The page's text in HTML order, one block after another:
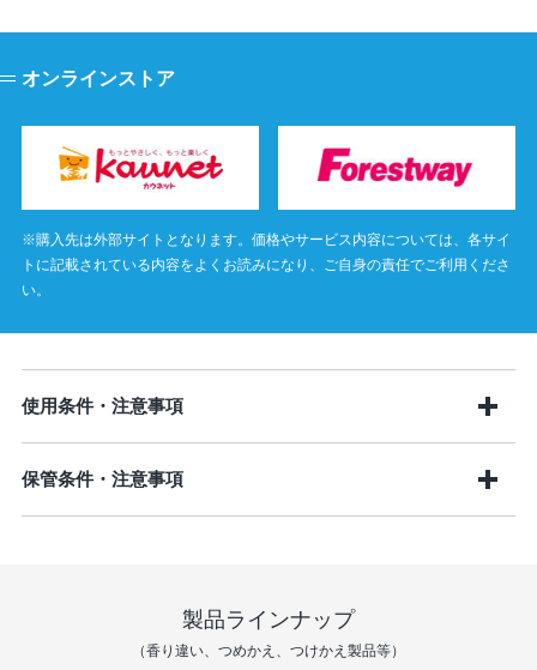
オンラインストア
※購入先は外部サイトとなります。価格やサービス内容については、各サイ
トに記載されている内容をよくお読みになり、ご自身の責任でご利用くださ
い。
使用条件・注意事項
保管条件・注意事項
製品ラインナップ
（香り違い、つめかえ、つけかえ製品等）